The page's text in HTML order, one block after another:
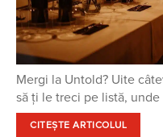
Mergi la Untold? Uite
să ți le treci pe listă,
CITEȘTE ARTICOLUL